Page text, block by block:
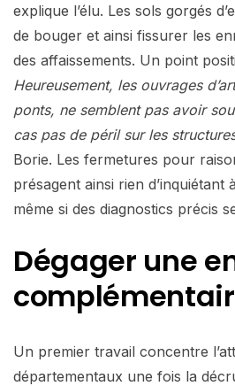
explique l’élu. Les sols gorgés
de bouger et ainsi fissurer les
des affaissements. Un point
Heureusement, les ouvrages
ponts, ne semblent pas avoir
cas pas de péril sur les
Borie. Les fermetures pour
présagent ainsi rien d’inquiétant
même si des diagnostics précis
Dégager une
Un premier travail concentre
départementaux une fois la